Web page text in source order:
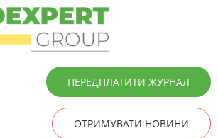
ПЕРЕДПЛАТИТИ ЖУРНАЛ
ОТРИМУВАТИ НОВИНИ